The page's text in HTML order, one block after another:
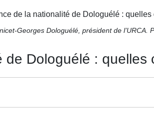
Georges Dologuélé, président de l’URCA.
Dologuélé : quelles